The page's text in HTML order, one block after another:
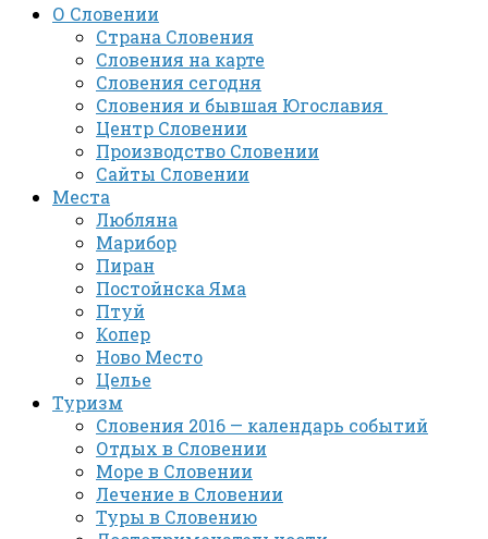
О Словении
Страна Словения
Словения на карте
Словения сегодня
Словения и бывшая Югославия
Центр Словении
Производство Словении
Сайты Словении
Места
Любляна
Марибор
Пиран
Постойнска Яма
Птуй
Копер
Ново Место
Целье
Туризм
Словения 2016 — календарь событий
Отдых в Словении
Море в Словении
Лечение в Словении
Туры в Словению